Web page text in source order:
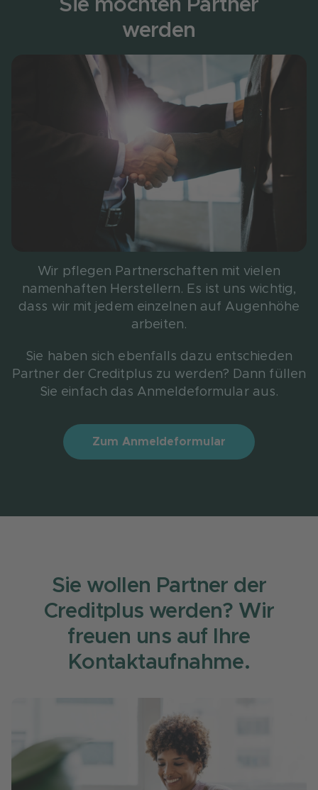
Sie möchten Partner
werden
Wir pflegen Partnerschaften mit vielen
namenhaften Herstellern. Es ist uns wichtig,
dass wir mit jedem einzelnen auf Augenhöhe
arbeiten.
Sie haben sich ebenfalls dazu entschieden
Partner der Creditplus zu werden? Dann füllen
Sie einfach das Anmeldeformular aus.
Zum Anmeldeformular
Sie wollen Partner der
Creditplus werden? Wir
freuen uns auf Ihre
Kontaktaufnahme.